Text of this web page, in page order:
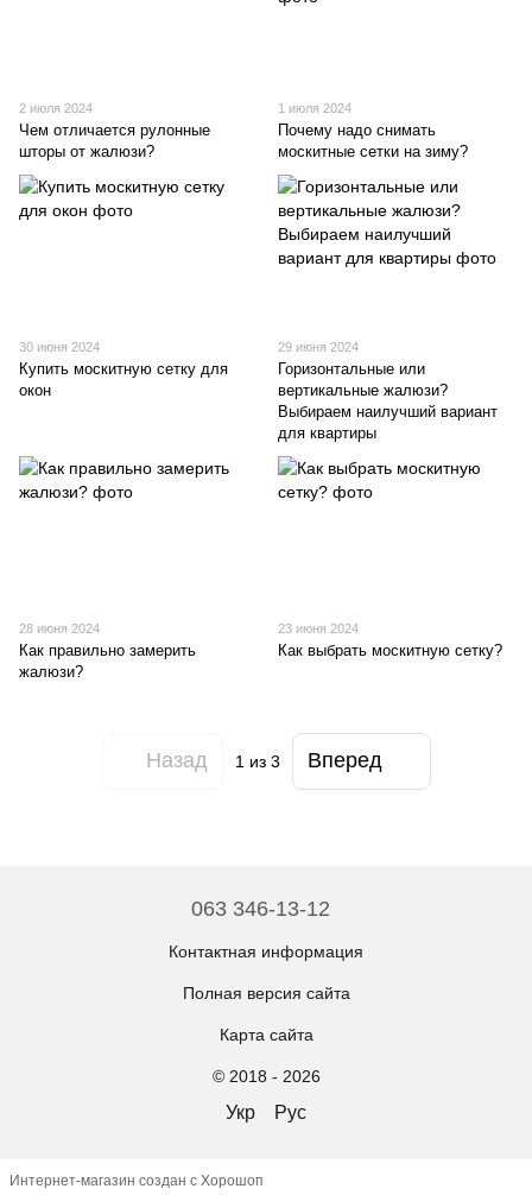
2 июля 2024
Чем отличается рулонные
шторы от жалюзи?
1 июля 2024
Почему надо снимать
москитные сетки на зиму?
30 июня 2024
Купить москитную сетку для
окон
29 июня 2024
Горизонтальные или
вертикальные жалюзи?
Выбираем наилучший вариант
для квартиры
28 июня 2024
Как правильно замерить
жалюзи?
23 июня 2024
Как выбрать москитную сетку?
Назад 1 из 3 Вперед
063 346-13-12
Контактная информация
Полная версия сайта
Карта сайта
© 2018 - 2026
Укр Рус
Интернет-магазин создан с Хорошоп